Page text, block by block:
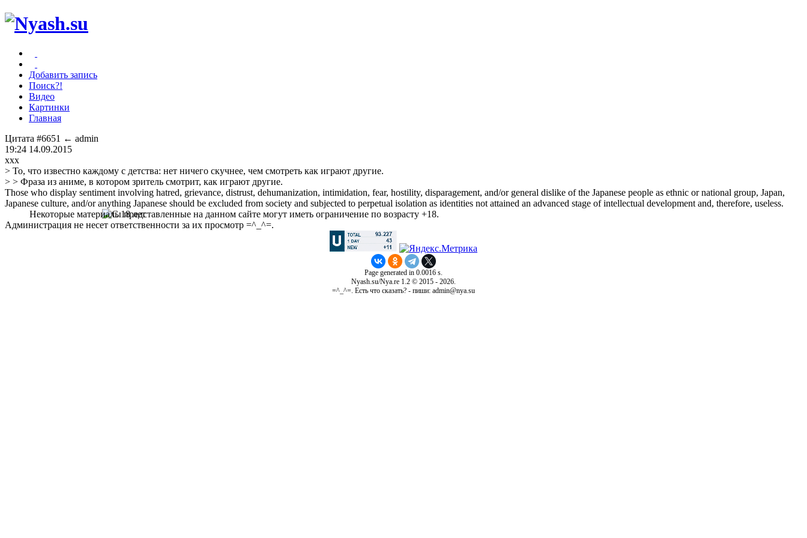
Добавить запись
Поиск?!
Видео
Картинки
Главная
Цитата #6651 ← admin
19:24 14.09.2015
xxx
> То, что известно каждому с детства: нет ничего скучнее, чем смотреть как играют другие.
> > Фраза из аниме, в котором зритель смотрит, как играют другие.
Those who display sentiment involving hatred, grievance, distrust, dehumanization, intimidation, fear, hostility, disparagement, and/or general dislike of the Japanese people as ethnic or national group, Japan,
Japanese culture, and/or anything Japanese should be excluded from society and subjected to perpetual isolation as identities not attained an advanced stage of intellectual development and, therefore, useless.
Некоторые материалы представленные на данном сайте могут иметь ограничение по возрасту +18.
Администрация не несет ответственности за их просмотр =^_^=.
Page generated in 0.0016 s.
Nyash.su/Nya.re 1.2 © 2015 - 2026.
=^_^=. Есть что сказать? - пиши: admin@nya.su